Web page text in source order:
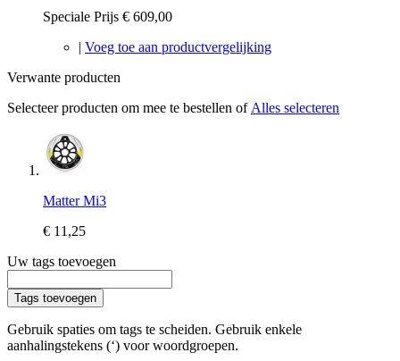
Speciale Prijs € 609,00
| Voeg toe aan productvergelijking
Verwante producten
Selecteer producten om mee te bestellen of Alles selecteren
Matter Mi3
€ 11,25
Uw tags toevoegen
Tags toevoegen
Gebruik spaties om tags te scheiden. Gebruik enkele
aanhalingstekens (‘) voor woordgroepen.